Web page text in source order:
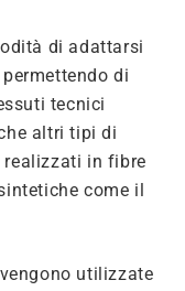
di adattarsi
di
tecnici
altri tipi di
realizzati in fibre
come il
utilizzate